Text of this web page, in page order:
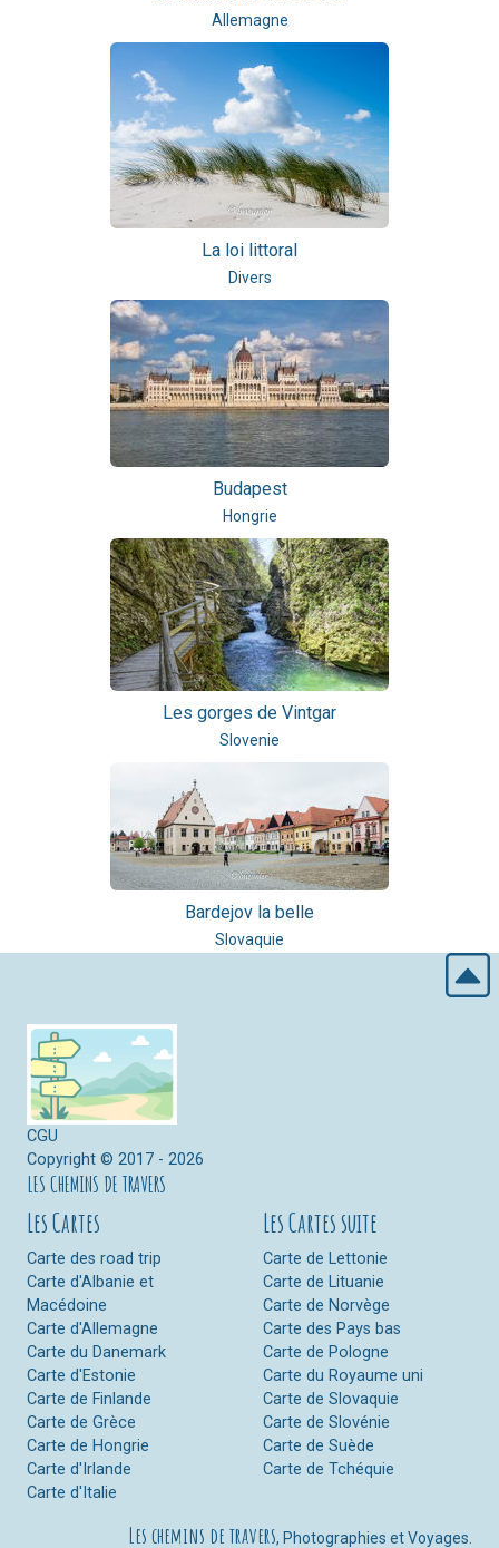
Allemagne
La loi littoral
Divers
Budapest
Hongrie
Les gorges de Vintgar
Slovenie
Bardejov la belle
Slovaquie
CGU
Copyright © 2017 - 2026
LES CHEMINS DE TRAVERS
Les Cartes
Carte des road trip
Carte d'Albanie et
Macédoine
Carte d'Allemagne
Carte du Danemark
Carte d'Estonie
Carte de Finlande
Carte de Grèce
Carte de Hongrie
Carte d'Irlande
Carte d'Italie
Les Cartes suite
Carte de Lettonie
Carte de Lituanie
Carte de Norvège
Carte des Pays bas
Carte de Pologne
Carte du Royaume uni
Carte de Slovaquie
Carte de Slovénie
Carte de Suède
Carte de Tchéquie
Les chemins de travers, Photographies et Voyages.